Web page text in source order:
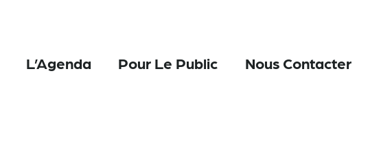
L’Agenda Pour Le Public Nous Contacter